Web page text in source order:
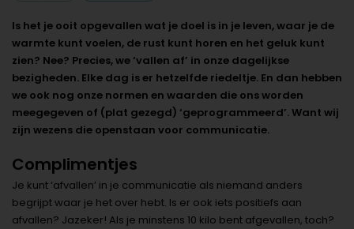
Is het je ooit opgevallen wat je doel is in je leven, waar je de
warmte kunt voelen, de rust kunt horen en het geluk kunt
zien? Nee? Precies, we ‘vallen af’ in onze dagelijkse
bezigheden. Elke dag is er hetzelfde riedeltje. En dan hebben
we ook nog onze normen en waarden die ons worden
meegegeven of (plat gezegd) ‘geprogrammeerd’. Want wij
zijn wezens die openstaan voor communicatie.
Complimentjes
Je kunt ‘afvallen’ in je communicatie als niemand anders
begrijpt waar je het over hebt. Is er ook iets positiefs aan
afvallen? Jazeker! Als je minstens 10 kilo bent afgevallen, toch?